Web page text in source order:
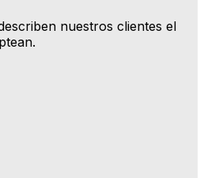
nuestros clientes el